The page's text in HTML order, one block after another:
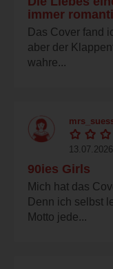
immer
Das Cover fand
aber der
wahre...
90ies Girls
Mich hat das
Denn ich selbst
Motto jede...